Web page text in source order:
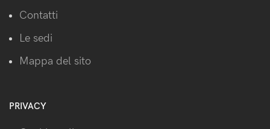
Contatti
Le sedi
Mappa del sito
PRIVACY